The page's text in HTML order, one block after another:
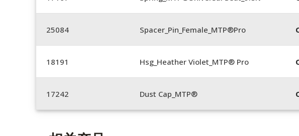
25084 Spacer_Pin_Female_MTP®Pro
18191 Hsg_Heather Violet_MTP® Pro
17242 Dust Cap_MTP®